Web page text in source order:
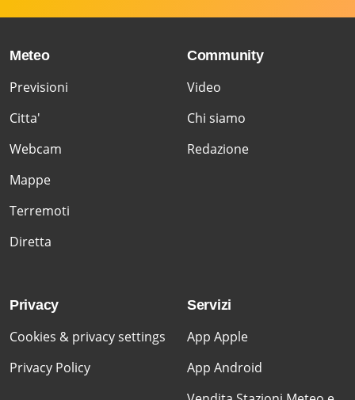
Meteo
Previsioni
Citta'
Webcam
Mappe
Terremoti
Diretta
Community
Video
Chi siamo
Redazione
Privacy
Cookies & privacy settings
Privacy Policy
Servizi
App Apple
App Android